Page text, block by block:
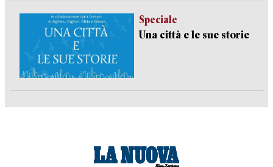
Speciale
Una città e le sue storie